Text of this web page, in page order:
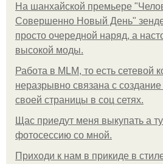
На шанхайской премьере
Совершенно Новый День"
просто очередной наряд, а
высокой моды.
Работа в MLM, то есть сетевой
неразрывно связана с создание
своей страницы в соц сетях.
Щас приедут меня выкупать а
фотосессию со мной.
Приходи к нам в прикиде в